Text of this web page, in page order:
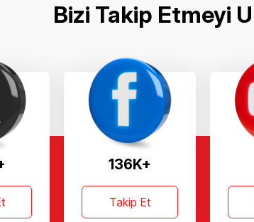
Bizi Takip Etmeyi
136K+
Takip Et